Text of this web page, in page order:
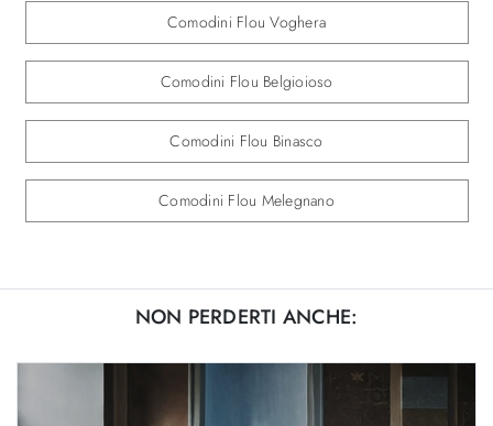
Comodini Flou Voghera
Comodini Flou Belgioioso
Comodini Flou Binasco
Comodini Flou Melegnano
NON PERDERTI ANCHE: